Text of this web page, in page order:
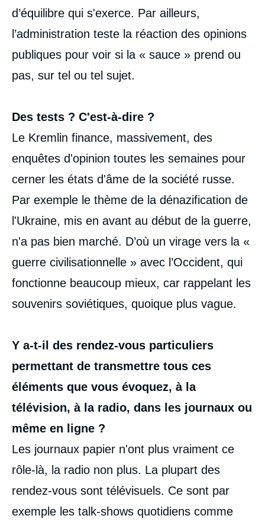
d’équilibre qui s'exerce. Par ailleurs,
l’administration teste la réaction des opinions
publiques pour voir si la « sauce » prend ou
pas, sur tel ou tel sujet.
Des tests ? C'est-à-dire ?
Le Kremlin finance, massivement, des
enquêtes d'opinion toutes les semaines pour
cerner les états d'âme de la société russe.
Par exemple le thème de la dénazification de
l'Ukraine, mis en avant au début de la guerre,
n'a pas bien marché. D’où un virage vers la «
guerre civilisationnelle » avec l’Occident, qui
fonctionne beaucoup mieux, car rappelant les
souvenirs soviétiques, quoique plus vague.
Y a-t-il des rendez-vous particuliers
permettant de transmettre tous ces
éléments que vous évoquez, à la
télévision, à la radio, dans les journaux ou
même en ligne ?
Les journaux papier n'ont plus vraiment ce
rôle-là, la radio non plus. La plupart des
rendez-vous sont télévisuels. Ce sont par
exemple les talk-shows quotidiens comme